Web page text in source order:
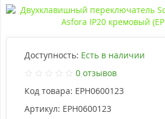
Доступность: Есть в наличии
0 отзывов
Код товара: EPH0600123
Артикул: EPH0600123